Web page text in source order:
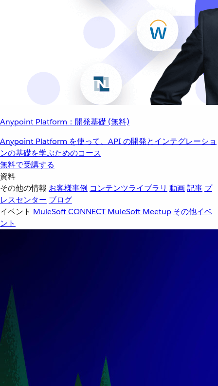
Anypoint Platform：開発基礎 (無料)
Anypoint Platform を使って、API の開発とインテグレーショ
ンの基礎を学ぶためのコース
無料で受講する
資料
その他の情報 お客様事例 コンテンツライブラリ 動画記事 プ
レスセンター ブログ
イベント MuleSoft CONNECT MuleSoft Meetup その他イベ
ント